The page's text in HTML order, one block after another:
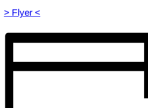
> Flyer <